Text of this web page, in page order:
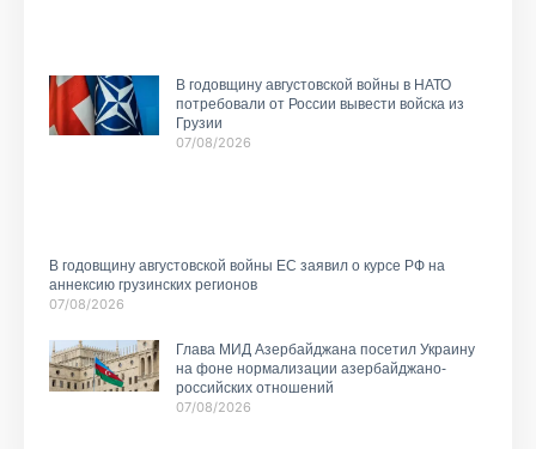
В годовщину августовской войны в НАТО
потребовали от России вывести войска из
Грузии
07/08/2026
В годовщину августовской войны ЕС заявил о курсе РФ на
аннексию грузинских регионов
07/08/2026
Глава МИД Азербайджана посетил Украину
на фоне нормализации азербайджано-
российских отношений
07/08/2026